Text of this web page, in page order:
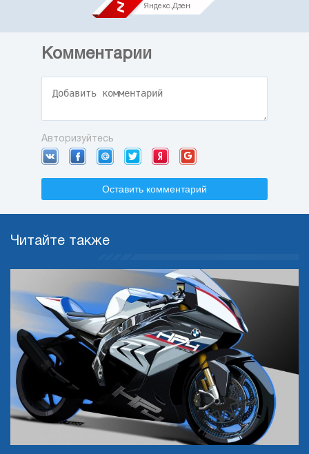
Яндекс.Дзен
Комментарии
Авторизуйтесь
Оставить комментарий
Читайте также